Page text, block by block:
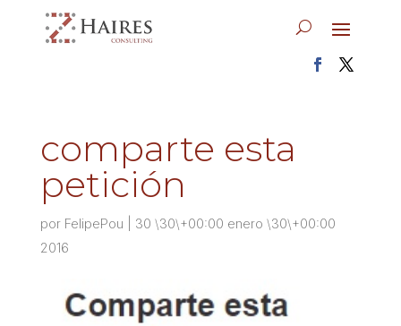
comparte esta
petición
por FelipePou
30 \30\+00:00 enero \30\+00:00
2016